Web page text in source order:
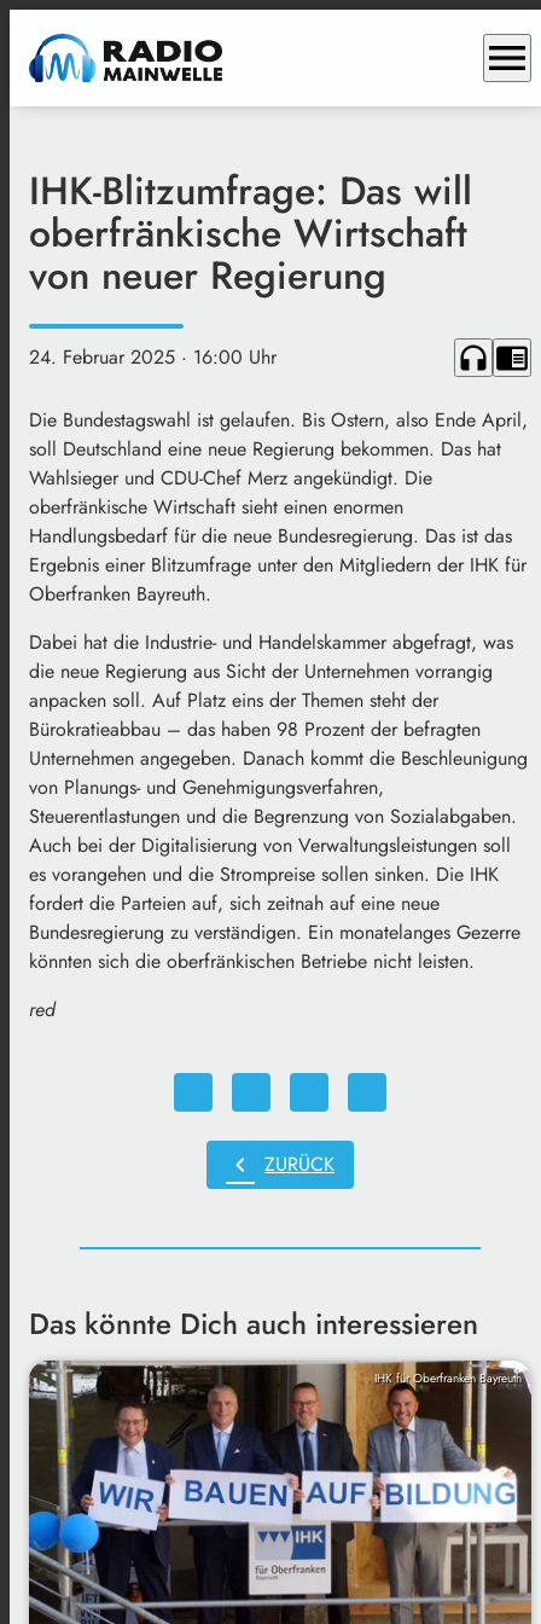
menu
IHK-Blitzumfrage: Das will
oberfränkische Wirtschaft
von neuer Regierung
24. Februar 2025 · 16:00 Uhr headphones chrome_reader_mode
Die Bundestagswahl ist gelaufen. Bis Ostern, also Ende April,
soll Deutschland eine neue Regierung bekommen. Das hat
Wahlsieger und CDU-Chef Merz angekündigt. Die
oberfränkische Wirtschaft sieht einen enormen
Handlungsbedarf für die neue Bundesregierung. Das ist das
Ergebnis einer Blitzumfrage unter den Mitgliedern der IHK für
Oberfranken Bayreuth.
Dabei hat die Industrie- und Handelskammer abgefragt, was
die neue Regierung aus Sicht der Unternehmen vorrangig
anpacken soll. Auf Platz eins der Themen steht der
Bürokratieabbau – das haben 98 Prozent der befragten
Unternehmen angegeben. Danach kommt die Beschleunigung
von Planungs- und Genehmigungsverfahren,
Steuerentlastungen und die Begrenzung von Sozialabgaben.
Auch bei der Digitalisierung von Verwaltungsleistungen soll
es vorangehen und die Strompreise sollen sinken. Die IHK
fordert die Parteien auf, sich zeitnah auf eine neue
Bundesregierung zu verständigen. Ein monatelanges Gezerre
könnten sich die oberfränkischen Betriebe nicht leisten.
red
chevron_left ZURÜCK
Das könnte Dich auch interessieren
IHK für Oberfranken Bayreuth